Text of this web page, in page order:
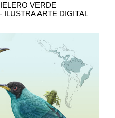
VERDE
ARTE DIGITAL